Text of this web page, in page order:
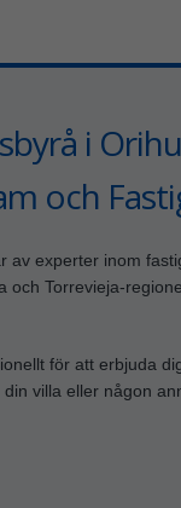
i
och
av experter inom
och Torrevieja-
för att erbjuda
villa eller någon